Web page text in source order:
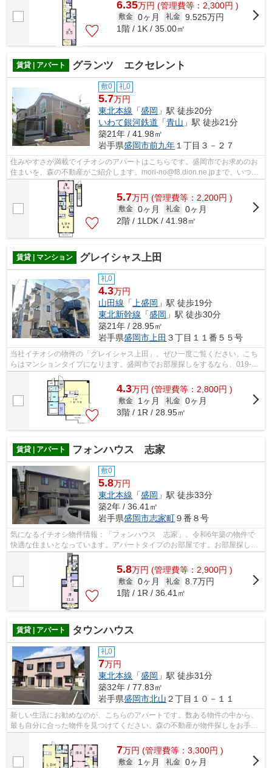
6.35万円 (管理費等：2,300円 )
敷金 0ヶ月 礼金 9.525万円
1階 / 1K / 35.00㎡
賃貸 | アパート グランツ エクセレント
敷0 礼0
5.7万円
東北本線 「盛岡 」駅 徒歩20分
いわて銀河鉄道 「青山 」駅 徒歩21分
築21年 / 41.98㎡
岩手県盛岡市前九年 １丁目３－２７
住みやすさが満載でイチオシのアパートはこちらです。盛岡市でお求めのお
住まいを、森の不動産がご紹介します。mori-no@f8.dion.ne.jpまで、いつで
もお問い合わせ下さい。
5.7万円 (管理費等：2,200円 )
敷金 0ヶ月 礼金 0ヶ月
2階 / 1LDK / 41.98㎡
賃貸 | マンション グレイシャス上田
礼0
4.3万円
山田線 「 上盛岡 」駅 徒歩19分
東北新幹線 「盛岡 」駅 徒歩30分
築21年 / 28.95㎡
岩手県盛岡市 上田 ３丁目１１番５５号
当社イチオシの物件の「グレイシャス上田」。ぜひ一度ご覧ください。こち
らはマンションタイプになります。盛岡市でお部屋探しをするなら、019-
606-0555やmori-no@f8.dion.ne.jpからご...
4.3万円 (管理費等：2,800円 )
敷金 1ヶ月 礼金 0ヶ月
3階 / 1R / 28.95㎡
賃貸 | アパート フォンハウス 志家
敷0
5.8万円
東北本線 「盛岡 」駅 徒歩33分
築2年 / 36.41㎡
岩手県盛岡市志家町９番８号
気になるイチオシ物件情報：「フォンハウス 志家」。令和6年築の物件で
快適な住まいとなっています。アパートタイプのお部屋です。お部屋探しは
森の不動産の経験豊かなスタッフがサポ...
5.8万円 (管理費等：2,900円 )
敷金 0ヶ月 礼金 8.7万円
1階 / 1R / 36.41㎡
賃貸 | アパート タウンハウス
礼0
7万円
東北本線 「盛岡 」駅 徒歩31分
築32年 / 77.83㎡
岩手県盛岡市北山 ２丁目１０－１１
新しい生活にお勧めなのが、こちらのアパートです。数ある物件の中から、
最も自分に合った物件を見つけてください。森の不動産が物件探しをお手伝
い致しますので、まずはご連絡をお待...
7万円 (管理費等：3,300円 )
敷金 1ヶ月 礼金 0ヶ月